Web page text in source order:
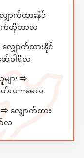
ောက်ထားနိုင်
က်တိုဘာလ
ျှောက်ထားနိုင်
ာ်ဝါရီလ
ား ⇒
တ်လ～မေလ
လျှောက်ထား
လ